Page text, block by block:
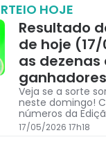
HOJE
Resultado
de hoje
as dezenas
ganhadores
Veja se a sorte
neste domingo!
números da
premiações
detalhes do Giro
17/05/2026 17h18